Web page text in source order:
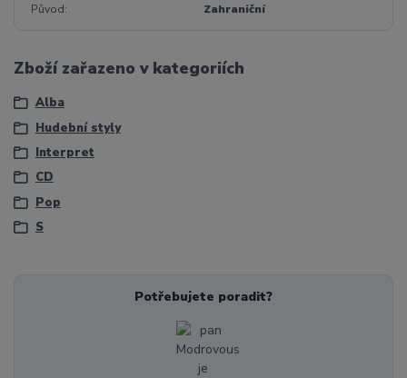
Původ Zahraniční
Zboží zařazeno v kategoriích
Alba
Hudební styly
Interpret
CD
Pop
S
Potřebujete poradit?